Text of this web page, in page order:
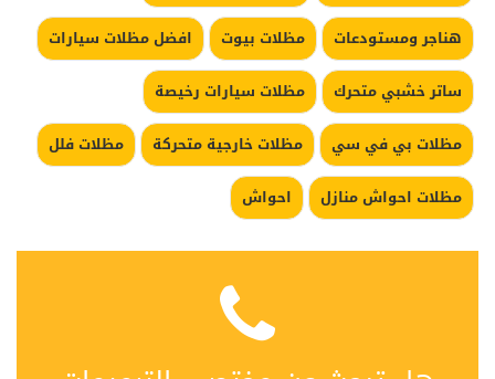
هناجر ومستودعات
مظلات بيوت
افضل مظلات سيارات
ساتر خشبي متحرك
مظلات سيارات رخيصة
مظلات بي في سي
مظلات خارجية متحركة
مظلات فلل
مظلات احواش منازل
احواش